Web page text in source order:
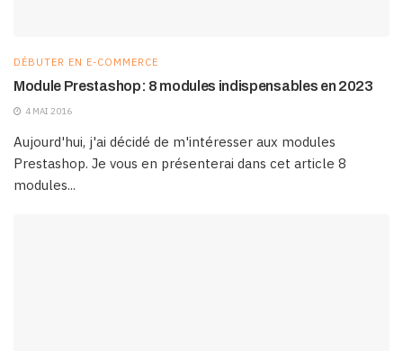
DÉBUTER EN E-COMMERCE
Module Prestashop: 8 modules indispensables en 2023
4 MAI 2016
Aujourd'hui, j'ai décidé de m'intéresser aux modules
Prestashop. Je vous en présenterai dans cet article 8
modules...